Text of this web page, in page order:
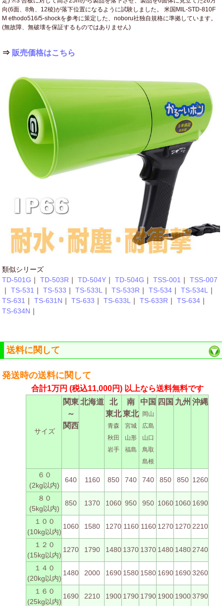
向(6面、8角、12稜)が落下位置になるように試験しました。 米国MIL-STD-810F
M ethodo516/5-shockを参考に策定した、noboru社独自規格に準拠しています。
(無故障、無破壊を保証するものではありません)
⇒ 販売価格はこちら
類似シリーズ
TD-501G ｜TD-503R ｜TD-504Y ｜TD-504G ｜TSS-001 ｜TSS-007
｜TS-531 ｜TS-533 ｜TS-533L ｜TS-533R ｜TS-534 ｜TS-534L
｜
TS-631 ｜TS-631N ｜TS-633 ｜TS-633L ｜TS-633R ｜TS-634 ｜
TS-634N ｜
送料に関して
発送時の送料に関して
合計1万円 (税込11,000円)以上なら送料無料です
サイズ
関東
～
関西
北海道
北
東北
青森
秋田
岩手
南
東北
宮城
山形
福島
中国
岡山
広島
山口
鳥取
島根
四国 九州 沖縄
６０
(2kg以内)
640 1160 850 740 740 850 850 1260
８０
(5kg以内)
850 1370 1060 950 950 1060 1060 1690
１００
(10kg以内)
1060 1580 1270 1160 1160 1270 1270 2210
１２０
(15kg以内)
1270 1790 1480 1370 1370 1480 1480 2740
１４０
(20kg以内)
1480 2000 1690 1580 1580 1690 16903260
１６０
(25kg以内)
1690 2210 1900 1790 1790 1900 19003790